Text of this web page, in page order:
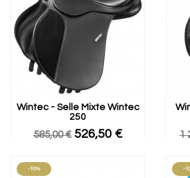
Wintec - Selle Mixte Wintec
250
585,00 € 526,50 € 1
-10% -